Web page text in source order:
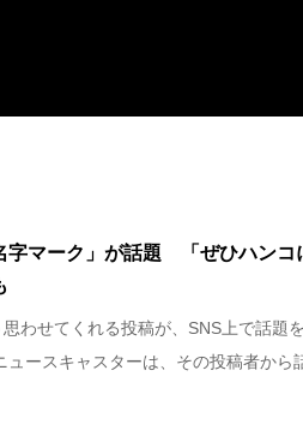
字マーク」が話題 「ぜひハンコ
思わせてくれる投稿が、SNS上で話題
ュースキャスターは、その投稿者から